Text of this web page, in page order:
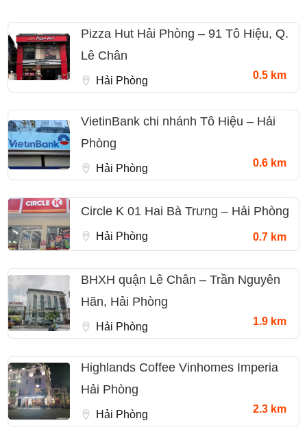
Pizza Hut Hải Phòng – 91 Tô Hiệu, Q.
Lê Chân
Hải Phòng 0.5 km
VietinBank chi nhánh Tô Hiệu – Hải
Phòng
Hải Phòng 0.6 km
Circle K 01 Hai Bà Trưng – Hải Phòng
Hải Phòng 0.7 km
BHXH quận Lê Chân – Trần Nguyên
Hãn, Hải Phòng
Hải Phòng 1.9 km
Highlands Coffee Vinhomes Imperia
Hải Phòng
Hải Phòng 2.3 km